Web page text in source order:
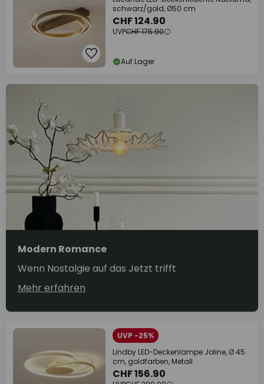
schwarz/gold, Ø50 cm
CHF 124.90
UVPCHF 175.90
Auf Lager
Modern Romance
Wenn Nostalgie auf das Jetzt trifft
Mehr erfahren
UVP -25%
Lindby LED-Deckenlampe Joline, Ø 45
cm, goldfarben, Metall
CHF 156.90